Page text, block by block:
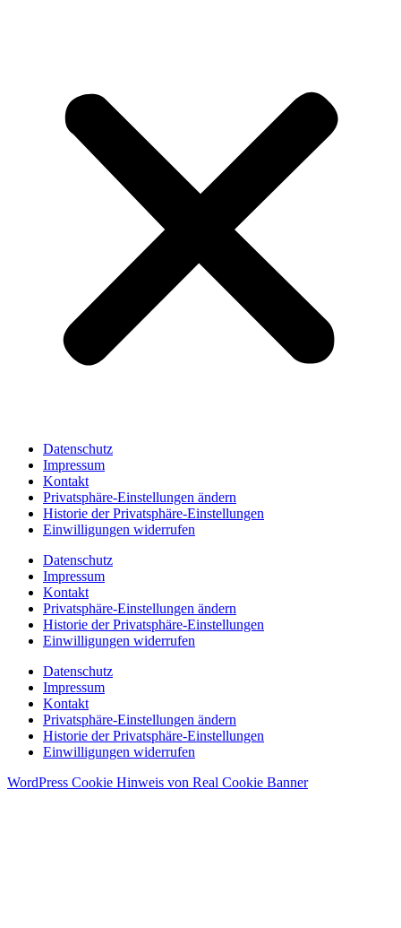
Datenschutz
Impressum
Kontakt
Privatsphäre-Einstellungen ändern
Historie der Privatsphäre-Einstellungen
Einwilligungen widerrufen
Datenschutz
Impressum
Kontakt
Privatsphäre-Einstellungen ändern
Historie der Privatsphäre-Einstellungen
Einwilligungen widerrufen
Datenschutz
Impressum
Kontakt
Privatsphäre-Einstellungen ändern
Historie der Privatsphäre-Einstellungen
Einwilligungen widerrufen
WordPress Cookie Hinweis von Real Cookie Banner